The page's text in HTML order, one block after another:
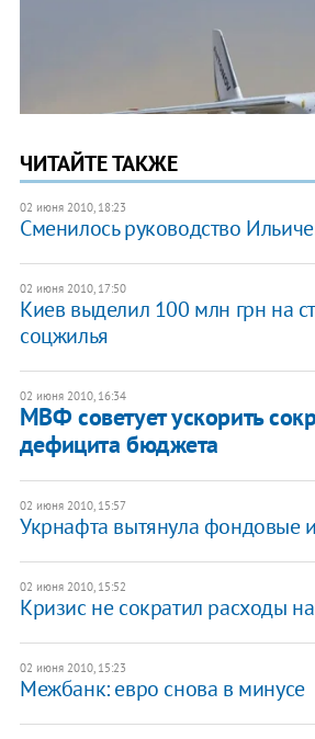
ЧИТАЙТЕ ТАКЖЕ
02 июня 2010, 18:23
Сменилось руководство
02 июня 2010, 17:50
Киев выделил 100 млн грн на
соцжилья
02 июня 2010, 16:34
МВФ советует ускорить
дефицита бюджета
02 июня 2010, 15:57
Укрнафта вытянула фондовые
02 июня 2010, 15:52
Кризис не сократил расходы
02 июня 2010, 15:23
Межбанк: евро снова в минусе